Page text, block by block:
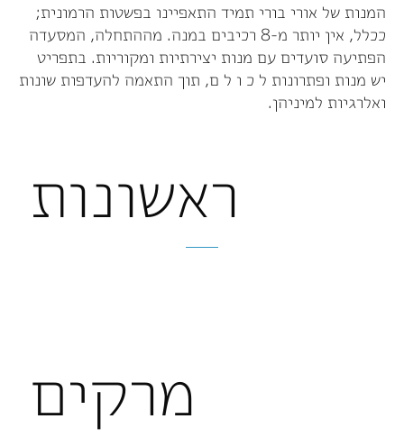
המנות של אורי בורי תמיד התאפיינו בפשטות הרמונית;
ככלל, אין יותר מ-8 רכיבים במנה. מההתחלה, המסעדה
הפתיעה סועדים עם מנות יצירתיות ומקוריות. בתפריט
יש מנות ופתרונות ל כ ו ל ם, תוך התאמה להעדפות שונות
ואלרגיות למיניהן.
ראשונות
מרקים